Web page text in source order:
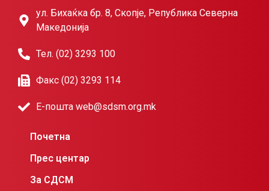
ул. Бихаќка бр. 8, Скопје, Република Северна
Македонија
Тел. (02) 3293 100
Факс (02) 3293 114
Е-пошта web@sdsm.org.mk
Почетна
Прес центар
За СДСМ